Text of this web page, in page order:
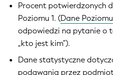
Procent potwierdzonych
Poziomu 1. (Dane Poziomu
odpowiedzi na pytanie o
„kto jest kim”).
Dane statystyczne
podawania przez